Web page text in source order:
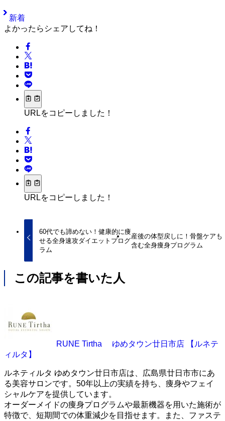
新着
よかったらシェアしてね！
URLをコピーしました！
URLをコピーしました！
60代でも諦めない！健康的に痩
せる全身速攻ダイエットプログ
ラム
産後の体型戻しに！骨盤ケアも
含む全身痩身プログラム
この記事を書いた人
RUNE Tirtha ゆめタウン廿日市店 【ルネテ
ィルタ】
ルネティルタ ゆめタウン廿日市店は、広島県廿日市市にあ
る美容サロンです。50年以上の実績を持ち、痩身やフェイ
シャルケアを提供しています。
オーダーメイドの痩身プログラムや最新機器を用いた施術が
特徴で、短期間での体重減少を目指せます。また、ファステ